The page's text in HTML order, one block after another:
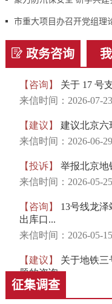
法〉的通知》(国办函〔
公开政府信息超出一定数量
行政机关依法决定收取信
处理期限内，按照申请人获
明收费的依据、标准、数额
知次日起20个工作日内缴
机关不再处理该政府信息公
政府信息公开申请处理期
三、信息公开工作机构
办公地址：北京市通州区
工作时间：9:00-12:00，
传真号码：010-55572830
四、监督和救济
市重大项目办召开党组理论学习中心组学习（扩大）会议暨
政务咨询
征集调查